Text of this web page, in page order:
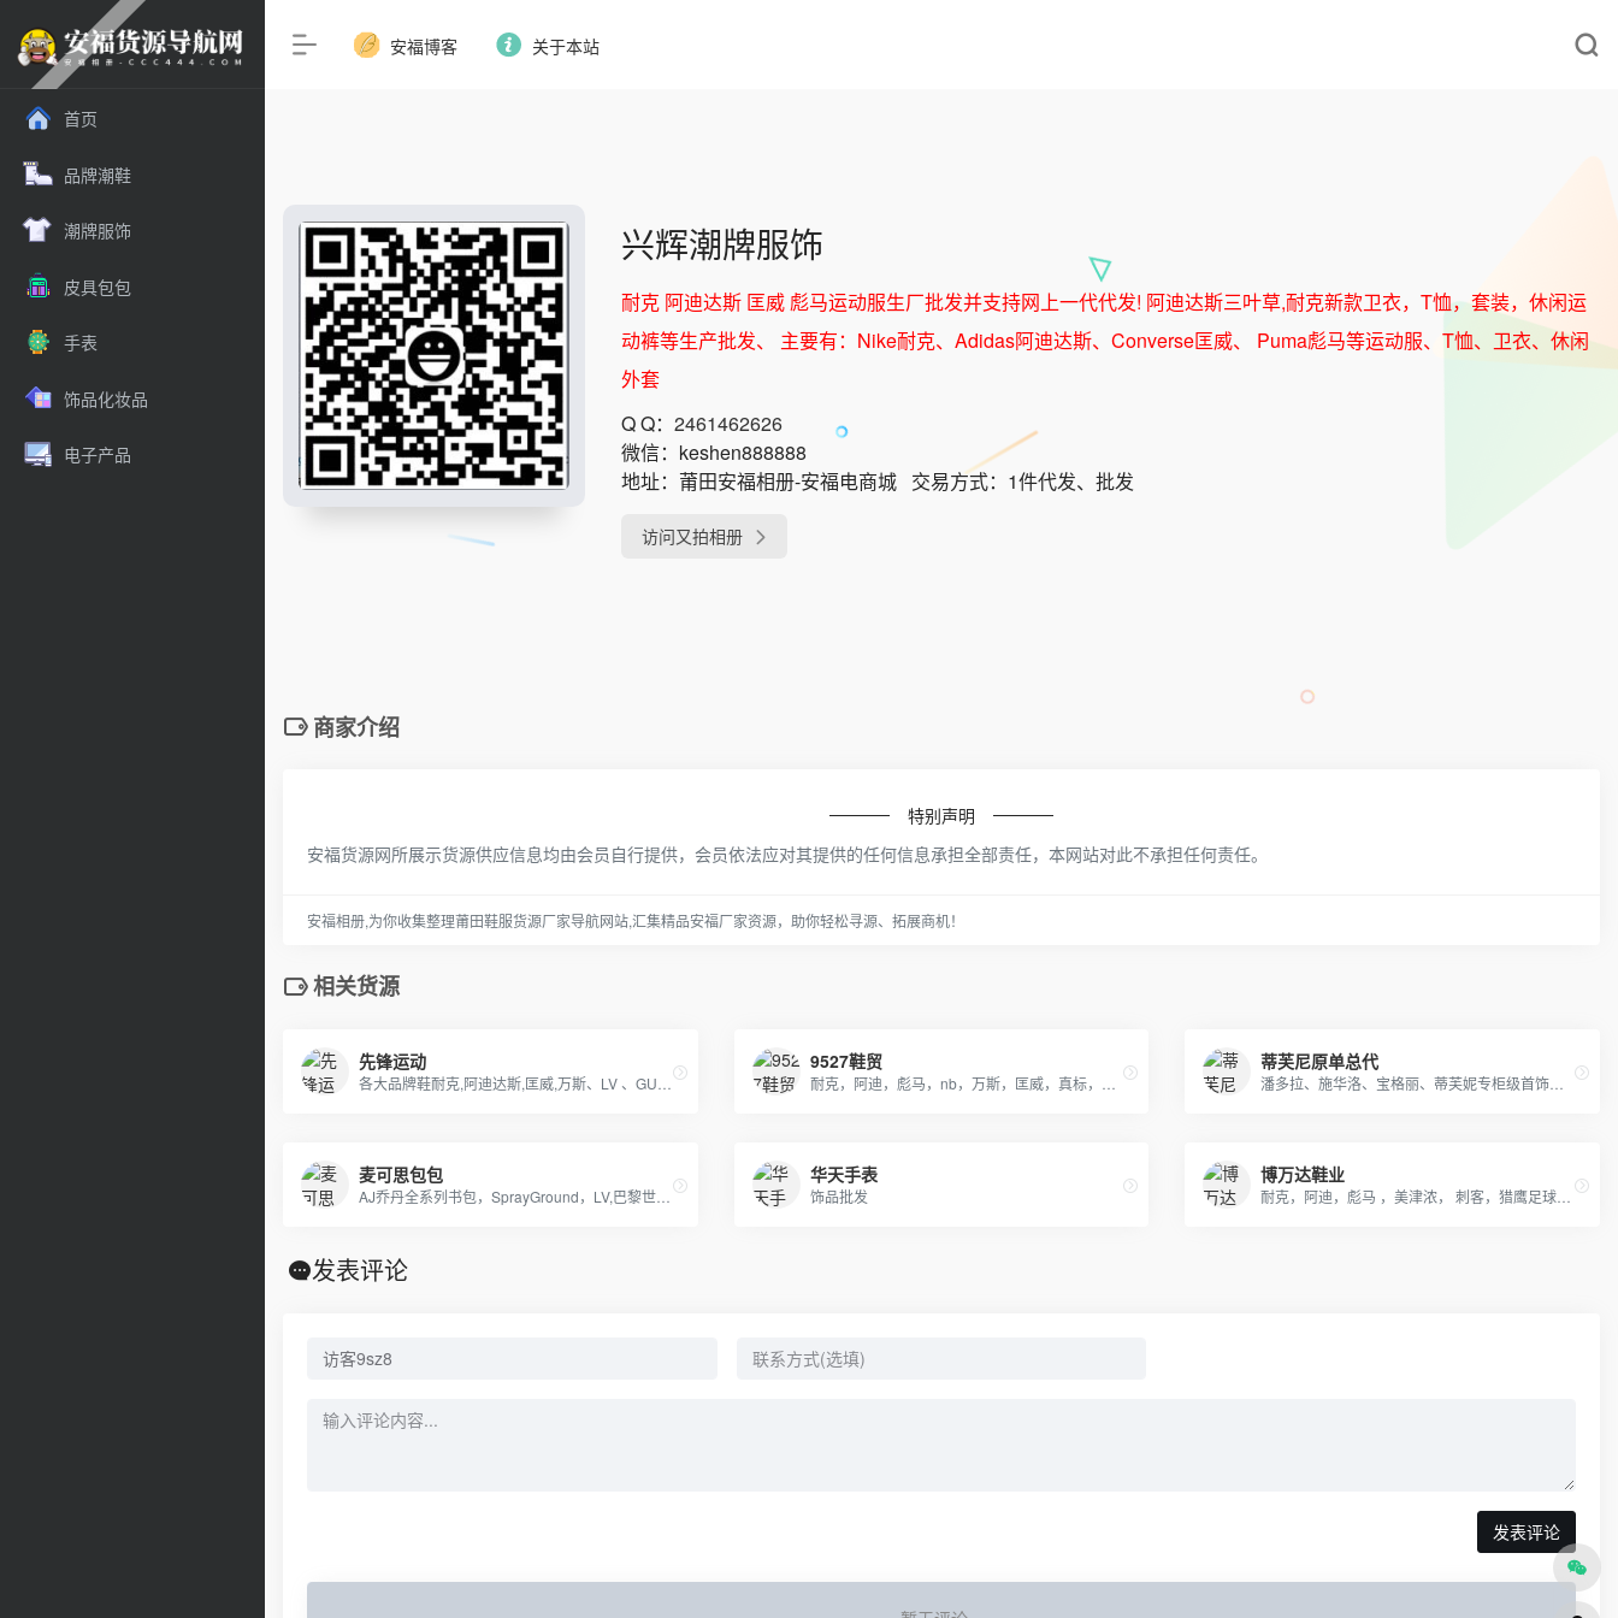
首页
品牌潮鞋
潮牌服饰
皮具包包
手表
饰品化妆品
电子产品
安福博客 关于本站
兴辉潮牌服饰
耐克 阿迪达斯 匡威 彪马运动服生厂批发并支持网上一代代发! 阿迪达斯三叶草,耐克新款卫衣，T恤，套装，休闲运
动裤等生产批发、 主要有：Nike耐克、Adidas阿迪达斯、Converse匡威、 Puma彪马等运动服、T恤、卫衣、休闲
外套
Q Q： 2461462626
微信： keshen888888
地址： 莆田安福相册-安福电商城 交易方式： 1件代发、批发
访问又拍相册
商家介绍
特别声明
安福货源网所展示货源供应信息均由会员自行提供，会员依法应对其提供的任何信息承担全部责任，本网站对此不承担任何责任。
安福相册,为你收集整理莆田鞋服货源厂家导航网站,汇集精品安福厂家资源，助你轻松寻源、拓展商机！
相关货源
先锋运动 9527鞋贸 蒂芙尼原单总代
麦可思包包 华天手表
饰品批发
博万达鞋业
发表评论
发表评论